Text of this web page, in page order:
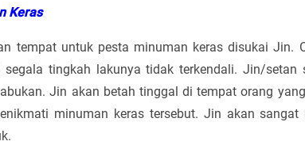
Keras
tempat untuk pesta minuman keras disukai Jin.
tingkah lakunya tidak terkendali. Jin/setan
Jin akan betah tinggal di tempat orang
minuman keras tersebut. Jin akan sangat